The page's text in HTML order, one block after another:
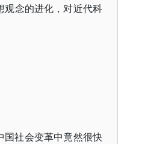
观念的进化，对近代科
国社会变革中竟然很快